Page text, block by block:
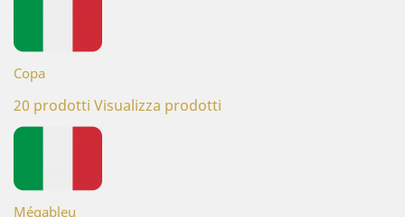
Copa
20 prodotti Visualizza prodotti
Mégableu